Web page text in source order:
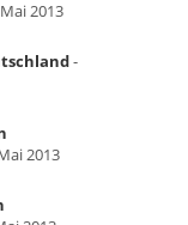
2013
-
2013